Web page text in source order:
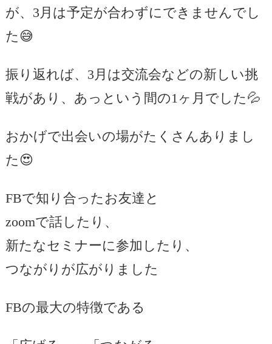
が、3月は予定が合わずにできませんでし
た😅
振り返れば、3月は交流会などの新しい挑
戦があり、あっという間の1ヶ月でした💦
おかげで出会いの場がたくさんありまし
た😍
FBで知り合ったお友達と
zoomで話したり、
新たなセミナーに参加したり、
つながりが広がりました
FBの最大の特徴である